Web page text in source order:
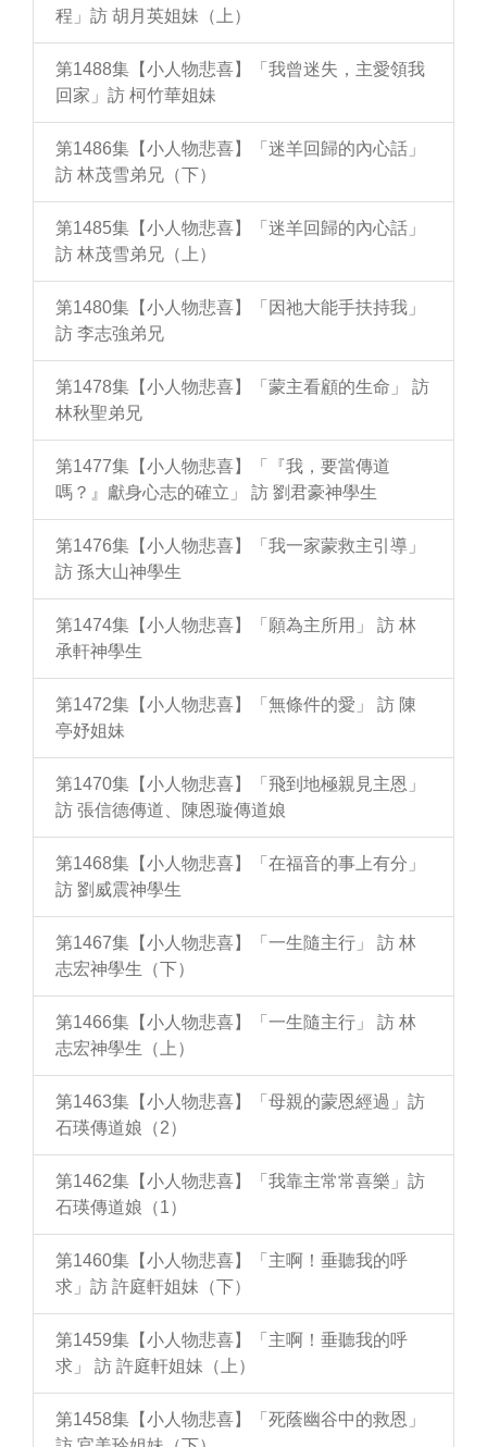
程」訪 胡月英姐妹（上）
第1488集【小人物悲喜】「我曾迷失，主愛領我
回家」訪 柯竹華姐妹
第1486集【小人物悲喜】「迷羊回歸的內心話」
訪 林茂雪弟兄（下）
第1485集【小人物悲喜】「迷羊回歸的內心話」
訪 林茂雪弟兄（上）
第1480集【小人物悲喜】「因祂大能手扶持我」
訪 李志強弟兄
第1478集【小人物悲喜】「蒙主看顧的生命」 訪
林秋聖弟兄
第1477集【小人物悲喜】「『我，要當傳道
嗎？』獻身心志的確立」 訪 劉君豪神學生
第1476集【小人物悲喜】「我一家蒙救主引導」
訪 孫大山神學生
第1474集【小人物悲喜】「願為主所用」 訪 林
承軒神學生
第1472集【小人物悲喜】「無條件的愛」 訪 陳
亭妤姐妹
第1470集【小人物悲喜】「飛到地極親見主恩」
訪 張信德傳道、陳恩璇傳道娘
第1468集【小人物悲喜】「在福音的事上有分」
訪 劉威震神學生
第1467集【小人物悲喜】「一生隨主行」 訪 林
志宏神學生（下）
第1466集【小人物悲喜】「一生隨主行」 訪 林
志宏神學生（上）
第1463集【小人物悲喜】「母親的蒙恩經過」訪
石瑛傳道娘（2）
第1462集【小人物悲喜】「我靠主常常喜樂」訪
石瑛傳道娘（1）
第1460集【小人物悲喜】「主啊！垂聽我的呼
求」訪 許庭軒姐妹（下）
第1459集【小人物悲喜】「主啊！垂聽我的呼
求」 訪 許庭軒姐妹（上）
第1458集【小人物悲喜】「死蔭幽谷中的救恩」